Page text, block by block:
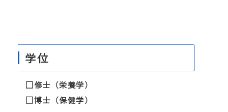
学位
□修士（栄養学）
□博士（保健学）